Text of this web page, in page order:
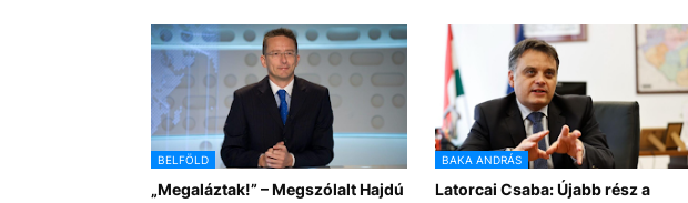
BELFÖLD
„Megaláztak!” – Megszólalt Hajdú
BAKA ANDRÁS
Latorcai Csaba: Újabb rész a